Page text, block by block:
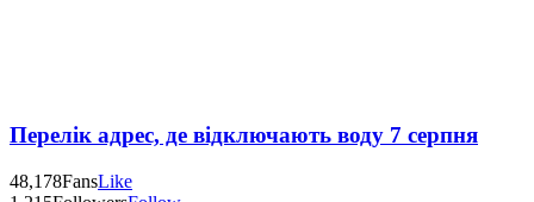
Перелік адрес, де відключають воду 7 серпня
48,178FansLike